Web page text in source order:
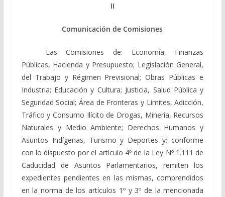
II
Comunicación de Comisiones
Las Comisiones de: Economía, Finanzas
Públicas, Hacienda y Presupuesto; Legislación General,
del Trabajo y Régimen Previsional; Obras Públicas e
Industria; Educación y Cultura; Justicia, Salud Pública y
Seguridad Social; Área de Fronteras y Límites, Adicción,
Tráfico y Consumo Ilícito de Drogas, Minería, Recursos
Naturales y Medio Ambiente; Derechos Humanos y
Asuntos Indígenas, Turismo y Deportes y; conforme
con lo dispuesto por el artículo 4º de la Ley Nº 1.111 de
Caducidad de Asuntos Parlamentarios, remiten los
expedientes pendientes en las mismas, comprendidos
en la norma de los artículos 1º y 3º de la mencionada